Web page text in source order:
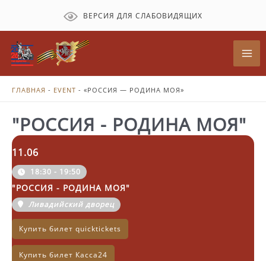
содержимому
ВЕРСИЯ ДЛЯ СЛАБОВИДЯЩИХ
ГЛАВНАЯ - EVENT - «РОССИЯ — РОДИНА МОЯ»
"РОССИЯ - РОДИНА МОЯ"
11.06
18:30 - 19:50
"РОССИЯ - РОДИНА МОЯ"
Ливадийский дворец
Купить билет quicktickets
Купить билет Касса24